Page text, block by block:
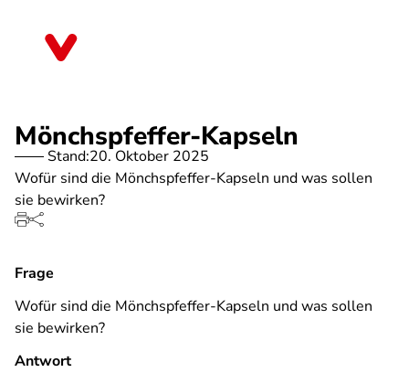
Mönchspfeffer-Kapseln
Stand:20. Oktober 2025
Wofür sind die Mönchspfeffer-Kapseln und was sollen
sie bewirken?
Frage
Wofür sind die Mönchspfeffer-Kapseln und was sollen
sie bewirken?
Antwort